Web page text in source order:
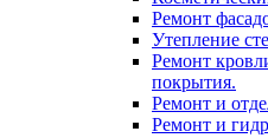
Ремонт
Утепление
Ремонт
покрытия.
Ремонт и
Ремонт и